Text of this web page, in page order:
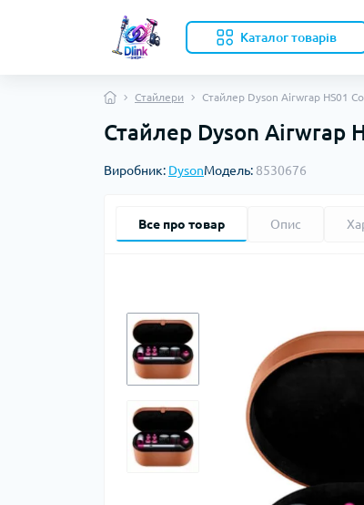
Каталог товарів
Стайлери Стайлер Dyson Airwrap HS01
Стайлер Dyson Airwrap
Виробник: DysonМодель: 8530676
Все про товар Опис